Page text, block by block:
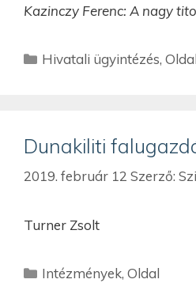
Kazinczy Ferenc: A nagy
Hivatali ügyintézés,Oldal
Dunakiliti
2019. február 12 Szerző:
Turner Zsolt
Intézmények,Oldal